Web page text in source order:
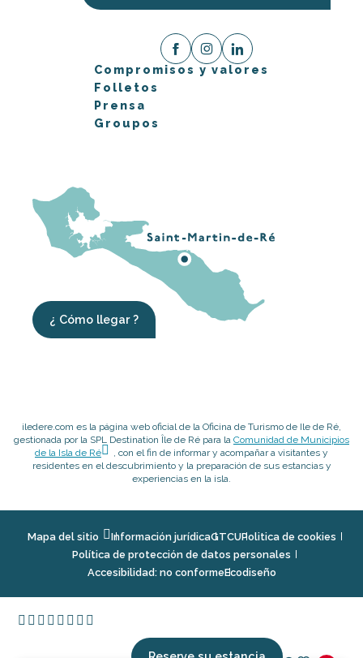
Compromisos y valores
Folletos
Prensa
Groupos
¿ Cómo llegar ?
iledere.com es la página web oficial de la Oficina de Turismo de Ile de Ré,
gestionada por la SPL Destination Île de Ré para la Comunidad de Municipios
de la Isla de Ré
, con el fin de informar y acompañar a visitantes y
residentes en el descubrimiento y la preparación de sus estancias y
experiencias en la isla.
Mapa del sitio Información jurídicaGTCUPolitica de cookies
Política de protección de datos personales
Accesibilidad: no conformeEcodiseño